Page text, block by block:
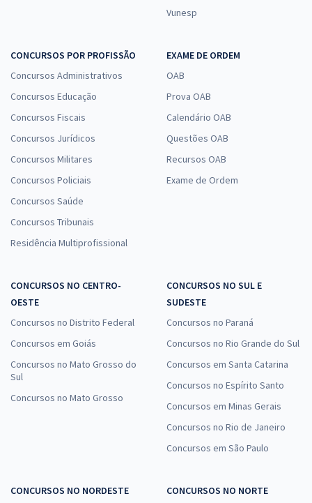
Vunesp
CONCURSOS POR PROFISSÃO
Concursos Administrativos
Concursos Educação
Concursos Fiscais
Concursos Jurídicos
Concursos Militares
Concursos Policiais
Concursos Saúde
Concursos Tribunais
Residência Multiprofissional
EXAME DE ORDEM
OAB
Prova OAB
Calendário OAB
Questões OAB
Recursos OAB
Exame de Ordem
CONCURSOS NO CENTRO-
OESTE
Concursos no Distrito Federal
Concursos em Goiás
Concursos no Mato Grosso do
Sul
Concursos no Mato Grosso
CONCURSOS NO SUL E
SUDESTE
Concursos no Paraná
Concursos no Rio Grande do Sul
Concursos em Santa Catarina
Concursos no Espírito Santo
Concursos em Minas Gerais
Concursos no Rio de Janeiro
Concursos em São Paulo
CONCURSOS NO NORDESTE
CONCURSOS NO NORTE